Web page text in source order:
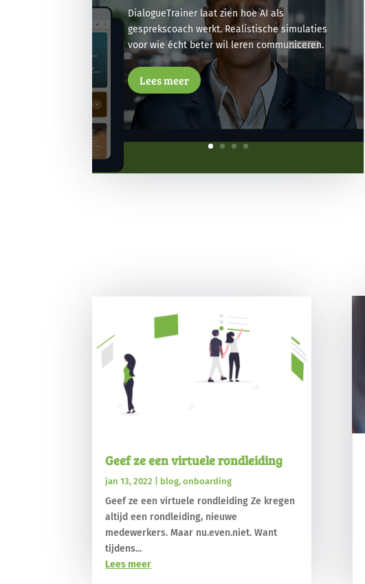
DialogueTrainer laat zien hoe AI als
gesprekscoach werkt. Realistische simulaties
voor wie écht beter wil leren communiceren.
Lees meer
Geef ze een virtuele rondleiding
jan 13, 2022 blog,onboarding
Geef ze een virtuele rondleiding Ze kregen
altijd een rondleiding, nieuwe
medewerkers. Maar nu.even.niet. Want
tijdens...
Lees meer